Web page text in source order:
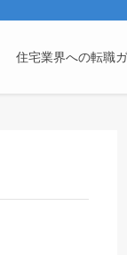
住宅業界への転職